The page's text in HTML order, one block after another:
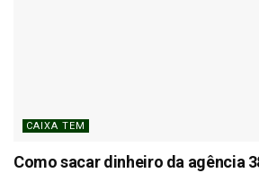
CAIXA TEM
Como sacar dinheiro da agência